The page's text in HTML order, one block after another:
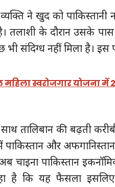
ने खुद को पाकिस्तानी
तलाशी के दौरान उसके
संदिग्ध नहीं मिला है। इस
स्वरोजगार योजना में
तालिबान की बढ़ती
पाकिस्तान और
चाइना पाकिस्तान
है कि यह फैसला